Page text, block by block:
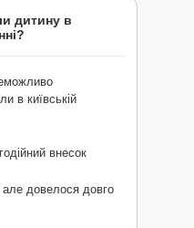
дитину в
в київській
внесок
довелося довго